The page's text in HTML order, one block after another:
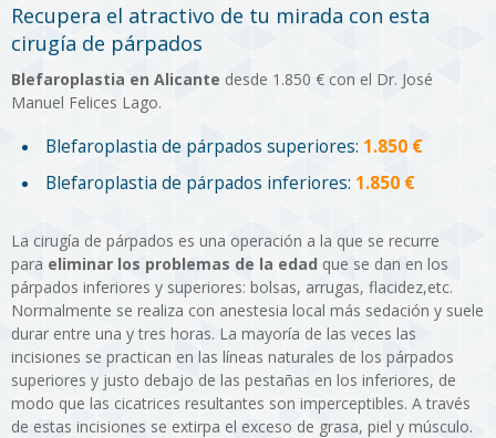
Recupera el atractivo de tu mirada con esta
cirugía de párpados
Blefaroplastia en Alicante desde 1.850 € con el Dr. José
Manuel Felices Lago.
Blefaroplastia de párpados superiores: 1.850 €
Blefaroplastia de párpados inferiores: 1.850 €
La cirugía de párpados es una operación a la que se recurre
para eliminar los problemas de la edad que se dan en los
párpados inferiores y superiores: bolsas, arrugas, flacidez,etc.
Normalmente se realiza con anestesia local más sedación y suele
durar entre una y tres horas. La mayoría de las veces las
incisiones se practican en las líneas naturales de los párpados
superiores y justo debajo de las pestañas en los inferiores, de
modo que las cicatrices resultantes son imperceptibles. A través
de estas incisiones se extirpa el exceso de grasa, piel y músculo.